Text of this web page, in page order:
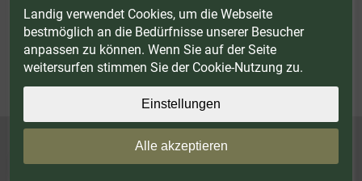
Zubehörartikel. Nicht einlösbar auf bereits rabattierte Sets.
© Landig 1982-2026 (44 Jahre Qualität)
Alle Preise inkl. gesetzl. Mehrwertsteuer, zuzüglich Versandkosten
Weitere Marken oder Shops der Landig + Lava GmbH & Co. KG: LAVA - Vakuumiergeräte
DRY AGER - Reifeschränke|VIESSMANN - Kühlzellen
Landig verwendet Cookies, um die Webseite
bestmöglich an die Bedürfnisse unserer Besucher
anpassen zu können. Wenn Sie auf der Seite
weitersurfen stimmen Sie der Cookie-Nutzung zu.
Einstellungen
Alle akzeptieren